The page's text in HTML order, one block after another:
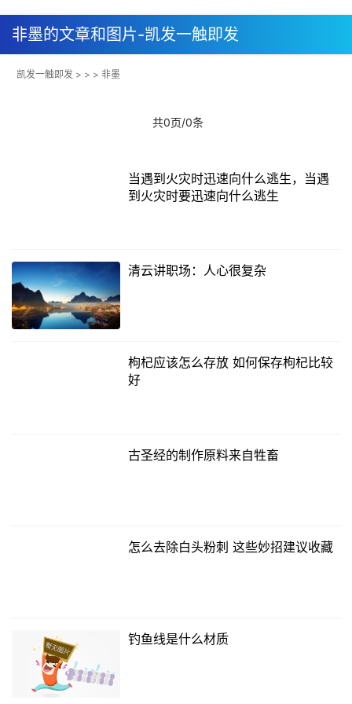
非墨的文章和图片-凯发一触即发
凯发一触即发 > > > 非墨
共0页/0条
当遇到火灾时迅速向什么逃生，当遇
到火灾时要迅速向什么逃生
清云讲职场：人心很复杂
枸杞应该怎么存放 如何保存枸杞比较
好
古圣经的制作原料来自牲畜
怎么去除白头粉刺 这些妙招建议收藏
钓鱼线是什么材质